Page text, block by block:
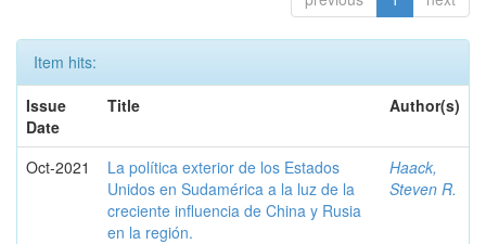
Item hits:
Issue
Date
Title Author(s)
Oct-2021
La política exterior de los Estados
Unidos en Sudamérica a la luz de la
creciente influencia de China y Rusia
en la región.
Haack,
Steven R.